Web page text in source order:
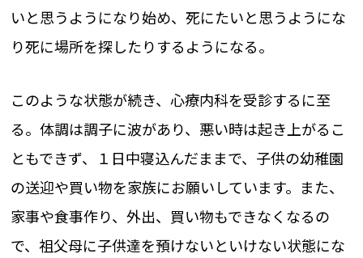
いと思うようになり始め、死にたいと思うようにな
り死に場所を探したりするようになる。
このような状態が続き、心療内科を受診するに至
る。体調は調子に波があり、悪い時は起き上がるこ
ともできず、１日中寝込んだままで、子供の幼稚園
の送迎や買い物を家族にお願いしています。また、
家事や食事作り、外出、買い物もできなくなるの
で、祖父母に子供達を預けないといけない状態にな